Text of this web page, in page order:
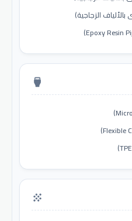
settings_input_hdmi
grain